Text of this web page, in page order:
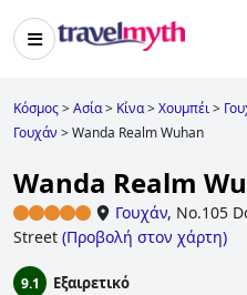
Κόσμος>Ασία> Κίνα>Χουμπέι>
Γουχάν >Wanda Realm Wuhan
Wanda Realm
Γουχάν, No.105
Street (Προβολή στον χάρτη)
9.1 Εξαιρετικό